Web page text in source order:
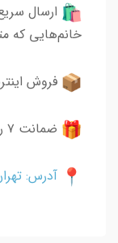
ارسال
خانم‌هایی که
فروش
ضمانت ۷ روزه تعویض
آدرس: